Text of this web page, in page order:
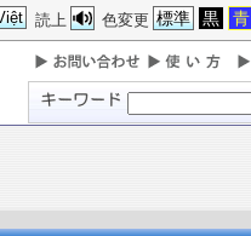
色変更 標準 黒 青
読上